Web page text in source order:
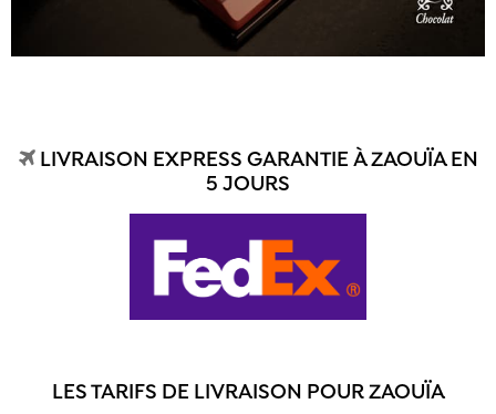
LIVRAISON EXPRESS GARANTIE À ZAOUÏA EN
5 JOURS
LES TARIFS DE LIVRAISON POUR ZAOUÏA